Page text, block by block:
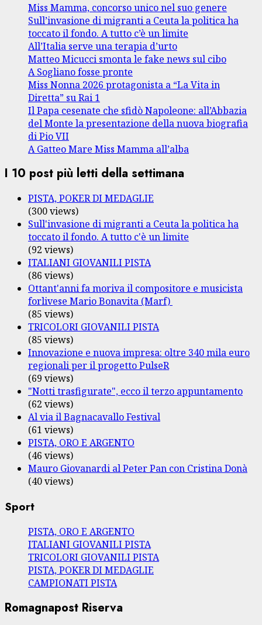
Miss Mamma, concorso unico nel suo genere
Sull’invasione di migranti a Ceuta la politica ha
toccato il fondo. A tutto c’è un limite
All’Italia serve una terapia d’urto
Matteo Micucci smonta le fake news sul cibo
A Sogliano fosse pronte
Miss Nonna 2026 protagonista a “La Vita in
Diretta” su Rai 1
Il Papa cesenate che sfidò Napoleone: all’Abbazia
del Monte la presentazione della nuova biografia
di Pio VII
A Gatteo Mare Miss Mamma all’alba
I 10 post più letti della settimana
PISTA, POKER DI MEDAGLIE
(300 views)
Sull'invasione di migranti a Ceuta la politica ha
toccato il fondo. A tutto c'è un limite
(92 views)
ITALIANI GIOVANILI PISTA
(86 views)
Ottant'anni fa moriva il compositore e musicista
forlivese Mario Bonavita (Marf)
(85 views)
TRICOLORI GIOVANILI PISTA
(85 views)
Innovazione e nuova impresa: oltre 340 mila euro
regionali per il progetto PulseR
(69 views)
"Notti trasfigurate", ecco il terzo appuntamento
(62 views)
Al via il Bagnacavallo Festival
(61 views)
PISTA, ORO E ARGENTO
(46 views)
Mauro Giovanardi al Peter Pan con Cristina Donà
(40 views)
Sport
PISTA, ORO E ARGENTO
ITALIANI GIOVANILI PISTA
TRICOLORI GIOVANILI PISTA
PISTA, POKER DI MEDAGLIE
CAMPIONATI PISTA
Romagnapost Riserva